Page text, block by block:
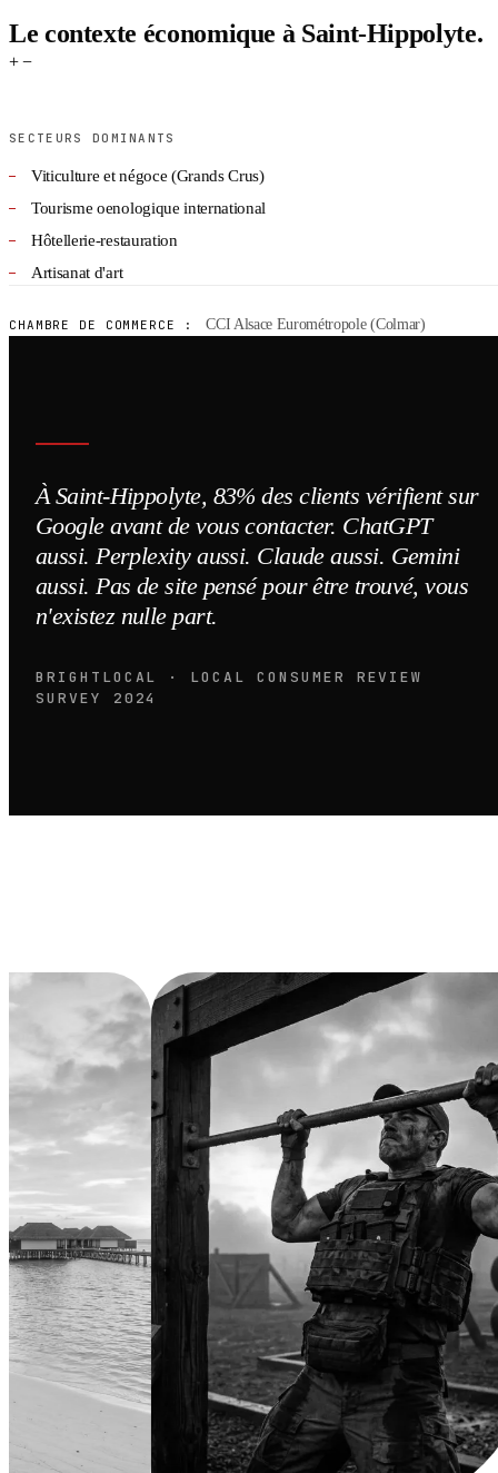
Le contexte économique à Saint-Hippolyte.
+ −
SECTEURS DOMINANTS
Viticulture et négoce (Grands Crus)
Tourisme oenologique international
Hôtellerie-restauration
Artisanat d'art
CHAMBRE DE COMMERCE : CCI Alsace Eurométropole (Colmar)
À Saint-Hippolyte, 83% des clients vérifient sur
Google avant de vous contacter. ChatGPT
aussi. Perplexity aussi. Claude aussi. Gemini
aussi. Pas de site pensé pour être trouvé, vous
n'existez nulle part.
BRIGHTLOCAL · LOCAL CONSUMER REVIEW
SURVEY 2024